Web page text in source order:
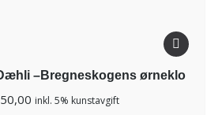
–Bregneskogens ørneklo
inkl. 5% kunstavgift